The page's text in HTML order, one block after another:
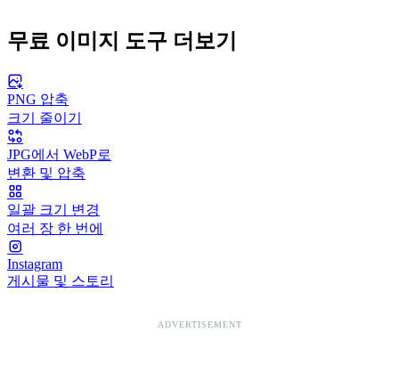
무료 이미지 도구 더보기
PNG 압축
크기 줄이기
JPG에서 WebP로
변환 및 압축
일괄 크기 변경
여러 장 한 번에
Instagram
게시물 및 스토리
ADVERTISEMENT